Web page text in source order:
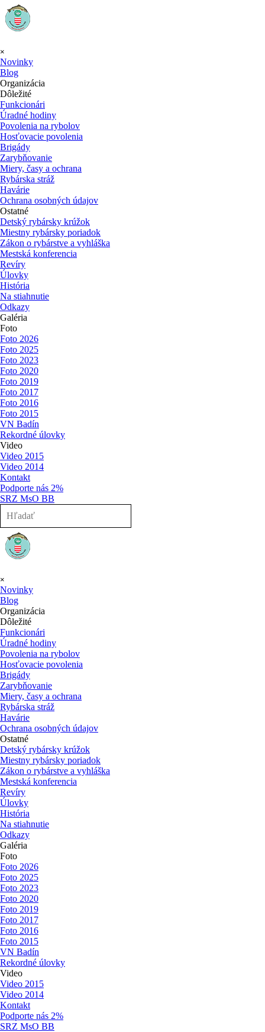
Prejsť na obsah
×
Novinky
Blog
Organizácia
Dôležité
Funkcionári
Úradné hodiny
Povolenia na rybolov
Hosťovacie povolenia
Brigády
Zarybňovanie
Miery, časy a ochrana
Rybárska stráž
Havárie
Ochrana osobných údajov
Ostatné
Detský rybársky krúžok
Miestny rybársky poriadok
Zákon o rybárstve a vyhláška
Mestská konferencia
Revíry
Úlovky
História
Na stiahnutie
Odkazy
Galéria
Foto
Foto 2026
Foto 2025
Foto 2023
Foto 2020
Foto 2019
Foto 2017
Foto 2016
Foto 2015
VN Badín
Rekordné úlovky
Video
Video 2015
Video 2014
Kontakt
Podporte nás 2%
SRZ MsO BB
×
Novinky
Blog
Organizácia
Dôležité
Funkcionári
Úradné hodiny
Povolenia na rybolov
Hosťovacie povolenia
Brigády
Zarybňovanie
Miery, časy a ochrana
Rybárska stráž
Havárie
Ochrana osobných údajov
Ostatné
Detský rybársky krúžok
Miestny rybársky poriadok
Zákon o rybárstve a vyhláška
Mestská konferencia
Revíry
Úlovky
História
Na stiahnutie
Odkazy
Galéria
Foto
Foto 2026
Foto 2025
Foto 2023
Foto 2020
Foto 2019
Foto 2017
Foto 2016
Foto 2015
VN Badín
Rekordné úlovky
Video
Video 2015
Video 2014
Kontakt
Podporte nás 2%
SRZ MsO BB